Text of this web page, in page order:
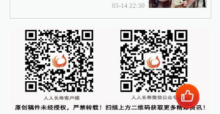
05-14 22:30